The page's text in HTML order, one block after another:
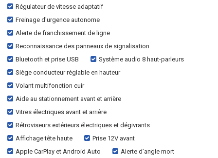
Régulateur de vitesse adaptatif
Freinage d'urgence autonome
Alerte de franchissement de ligne
Reconnaissance des panneaux de signalisation
Bluetooth et prise USB
Système audio 8 haut-parleurs
Siège conducteur réglable en hauteur
Volant multifonction cuir
Aide au stationnement avant et arrière
Vitres électriques avant et arrière
Rétroviseurs extérieurs électriques et dégivrants
Affichage tête haute
Prise 12V avant
Apple CarPlay et Android Auto
Alerte d’angle mort